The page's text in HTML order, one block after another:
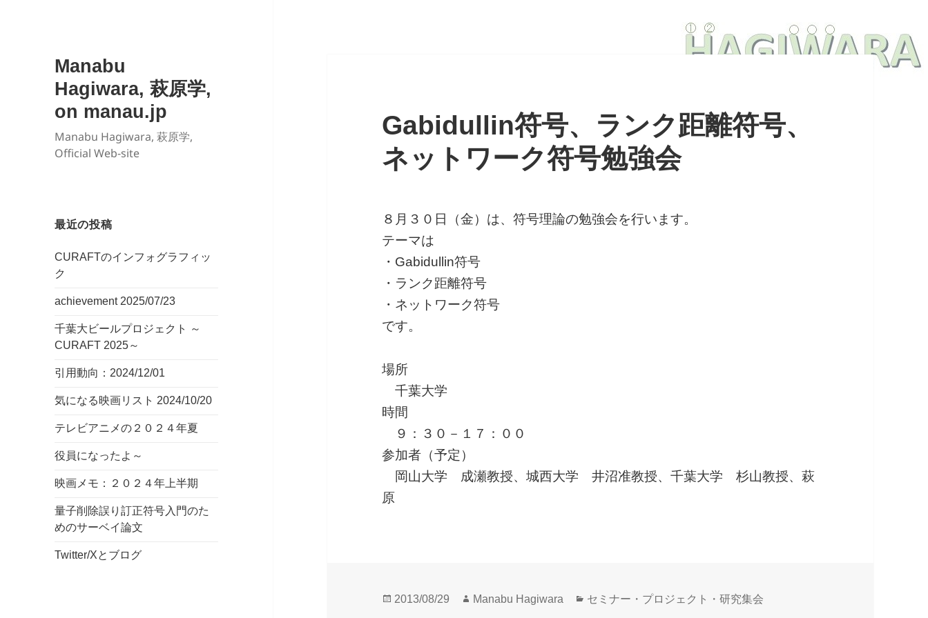
Manabu
Hagiwara, 萩原学,
on manau.jp
Manabu Hagiwara, 萩原学,
Official Web-site
最近の投稿
CURAFTのインフォグラフィッ
ク
achievement 2025/07/23
千葉大ビールプロジェクト ～
CURAFT 2025～
引用動向：2024/12/01
気になる映画リスト 2024/10/20
テレビアニメの２０２４年夏
役員になったよ～
映画メモ：２０２４年上半期
量子削除誤り訂正符号入門のた
めのサーベイ論文
Twitter/Xとブログ
Gabidullin符号、ランク距離符号、
ネットワーク符号勉強会
８月３０日（金）は、符号理論の勉強会を行います。
テーマは
・Gabidullin符号
・ランク距離符号
・ネットワーク符号
です。
場所
千葉大学
時間
９：３０－１７：００
参加者（予定）
岡山大学 成瀬教授、城西大学 井沼准教授、千葉大学 杉山教授、萩
原
投
2013/08/29
作
Manabu Hagiwara
カ
セミナー・プロジェクト・研究集会